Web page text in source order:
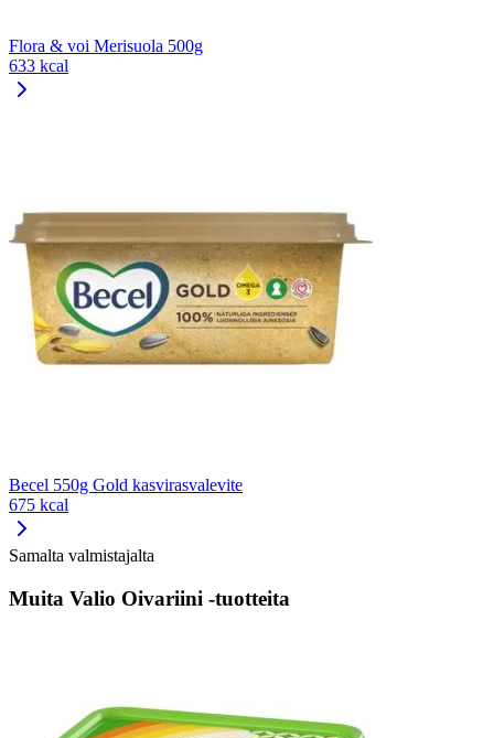
Flora & voi Merisuola 500g
633 kcal
Becel 550g Gold kasvirasvalevite
675 kcal
Samalta valmistajalta
Muita Valio Oivariini -tuotteita